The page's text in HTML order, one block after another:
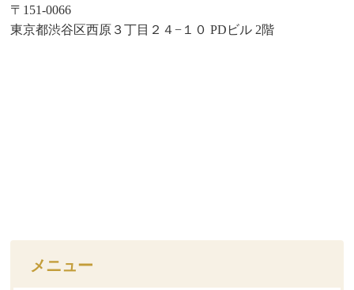
〒151-0066
東京都渋谷区西原３丁目２４−１０ PDビル 2階
メニュー